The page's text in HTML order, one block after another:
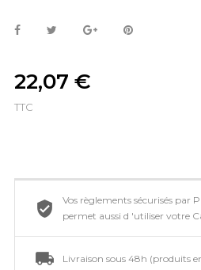
22,07 €
TTC
Vos règlements sécurisés par
permet aussi d 'utiliser votre
Livraison sous 48h (produits